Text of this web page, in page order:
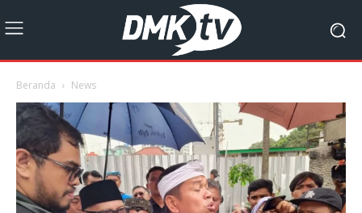
Beranda News